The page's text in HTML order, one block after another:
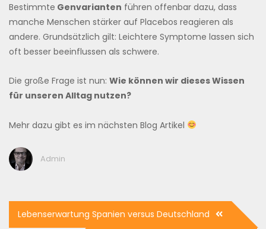
Bestimmte Genvarianten führen offenbar dazu, dass
manche Menschen stärker auf Placebos reagieren als
andere. Grundsätzlich gilt: Leichtere Symptome lassen sich
oft besser beeinflussen als schwere.
Die große Frage ist nun: Wie können wir dieses Wissen
für unseren Alltag nutzen?
Mehr dazu gibt es im nächsten Blog Artikel
Admin
Beitragsnavigation
Lebenserwartung Spanien versus Deutschland